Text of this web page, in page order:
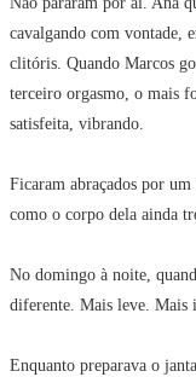
cavalgando com vontade,
clitóris. Quando Marcos
terceiro orgasmo, o mais
satisfeita, vibrando.
Ficaram abraçados por
como o corpo dela ainda
No domingo à noite,
diferente. Mais leve. Mais
Enquanto preparava o